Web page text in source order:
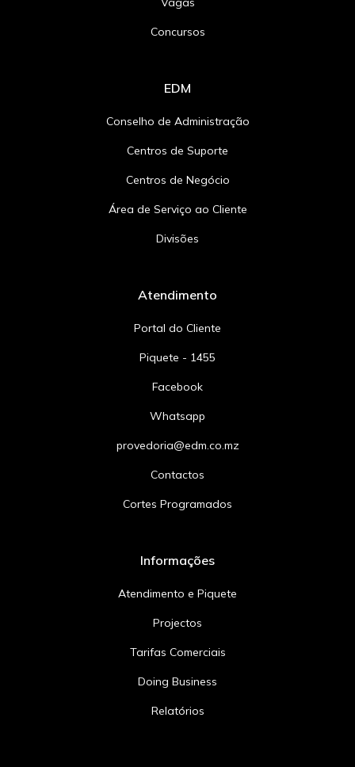
Concursos
EDM
Conselho de Administração
Centros de Suporte
Centros de Negócio
Área de Serviço ao Cliente
Divisões
Atendimento
Portal do Cliente
Piquete - 1455
Facebook
Whatsapp
provedoria@edm.co.mz
Contactos
Cortes Programados
Informações
Atendimento e Piquete
Projectos
Tarifas Comerciais
Doing Business
Relatórios